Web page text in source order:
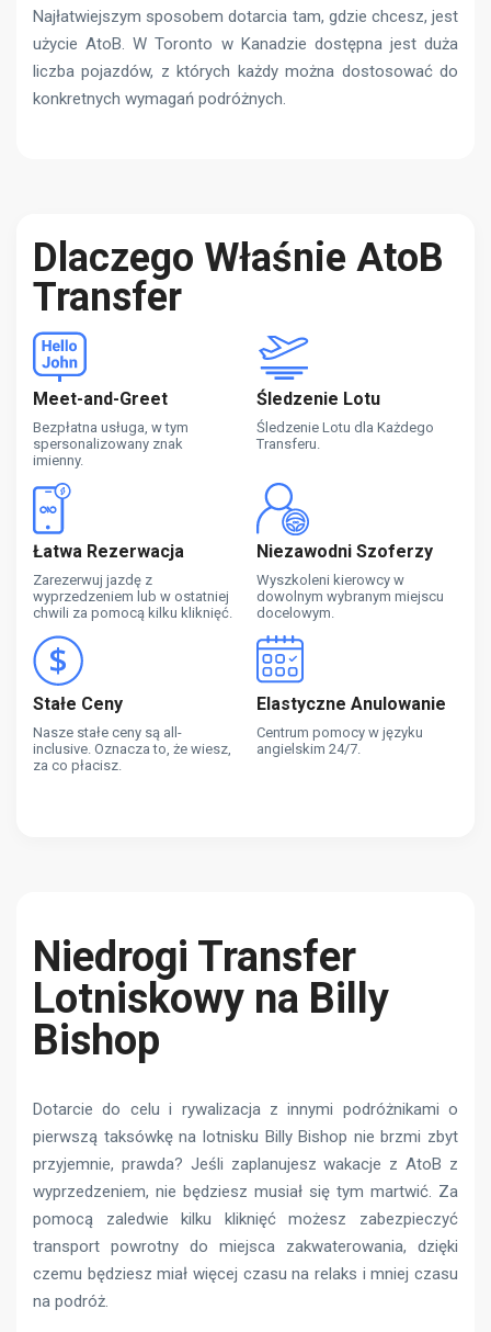
Najłatwiejszym sposobem dotarcia tam, gdzie chcesz, jest
użycie AtoB. W Toronto w Kanadzie dostępna jest duża
liczba pojazdów, z których każdy można dostosować do
konkretnych wymagań podróżnych.
Dlaczego Właśnie AtoB
Transfer
Meet-and-Greet
Bezpłatna usługa, w tym
spersonalizowany znak
imienny.
Śledzenie Lotu
Śledzenie Lotu dla Każdego
Transferu.
Łatwa Rezerwacja
Zarezerwuj jazdę z
wyprzedzeniem lub w ostatniej
chwili za pomocą kilku kliknięć.
Niezawodni Szoferzy
Wyszkoleni kierowcy w
dowolnym wybranym miejscu
docelowym.
Stałe Ceny
Nasze stałe ceny są all-
inclusive. Oznacza to, że wiesz,
za co płacisz.
Elastyczne Anulowanie
Centrum pomocy w języku
angielskim 24/7.
Niedrogi Transfer
Lotniskowy na Billy
Bishop
Dotarcie do celu i rywalizacja z innymi podróżnikami o
pierwszą taksówkę na lotnisku Billy Bishop nie brzmi zbyt
przyjemnie, prawda? Jeśli zaplanujesz wakacje z AtoB z
wyprzedzeniem, nie będziesz musiał się tym martwić. Za
pomocą zaledwie kilku kliknięć możesz zabezpieczyć
transport powrotny do miejsca zakwaterowania, dzięki
czemu będziesz miał więcej czasu na relaks i mniej czasu
na podróż.